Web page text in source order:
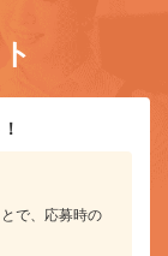
で、応募時の